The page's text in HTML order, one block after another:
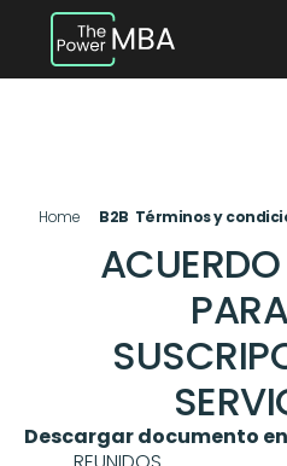
Home B2B  Términos y
Descargar documento en